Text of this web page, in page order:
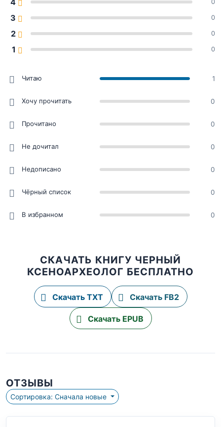
0
3 0
2 0
1 0
Читаю 1
Хочу прочитать 0
Прочитано 0
Не дочитал 0
Недописано 0
Чёрный список 0
В избранном 0
СКАЧАТЬ КНИГУ ЧЕРНЫЙ
КСЕНОАРХЕОЛОГ БЕСПЛАТНО
Скачать TXT Скачать FB2
Скачать EPUB
ОТЗЫВЫ
Сортировка: Сначала новые